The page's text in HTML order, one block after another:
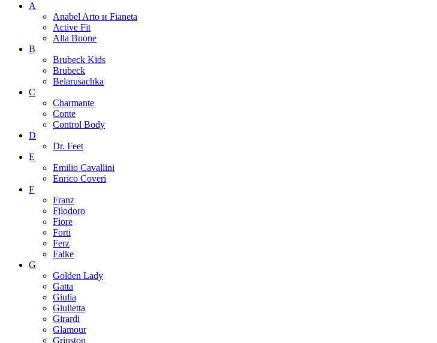
A
Anabel Arto и Fianeta
Active Fit
Alla Buone
B
Brubeck Kids
Brubeck
Belarusachka
C
Charmante
Conte
Control Body
D
Dr. Feet
E
Emilio Cavallini
Enrico Coveri
F
Franz
Filodoro
Fiore
Forti
Ferz
Falke
G
Golden Lady
Gatta
Giulia
Giulietta
Girardi
Glamour
Grinston